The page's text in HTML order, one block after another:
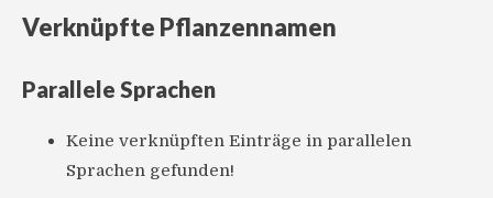
Verknüpfte Pflanzennamen
Parallele Sprachen
Keine verknüpften Einträge in parallelen
Sprachen gefunden!